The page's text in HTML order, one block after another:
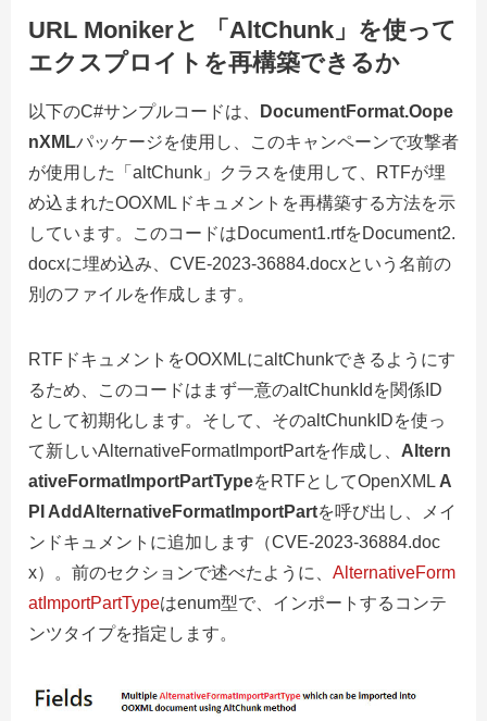
URL Monikerと 「AltChunk」を使って
エクスプロイトを再構築できるか
以下のC#サンプルコードは、
DocumentFormat.Oope
nXMLパッケージを使用し、このキャンペーンで攻撃者
が使用した「altChunk」クラスを使用して、RTFが埋
め込まれたOOXMLドキュメントを再構築する方法を示
しています。このコードはDocument1.rtfをDocument2.
docxに埋め込み、CVE-2023-36884.docxという名前の
別のファイルを作成します。
RTFドキュメントをOOXMLにaltChunkできるようにす
るため、このコードはまず一意のaltChunkIdを関係ID
として初期化します。そして、そのaltChunkIDを使っ
て新しいAlternativeFormatImportPartを作成し、 Altern
ativeFormatImportPartTypeをRTFとしてOpenXML A
PI AddAlternativeFormatImportPartを呼び出し、メイ
ンドキュメントに追加します（CVE-2023-36884.doc
x）。前のセクションで述べたように、 AlternativeForm
atImportPartTypeはenum型で、インポートするコンテ
ンツタイプを指定します。